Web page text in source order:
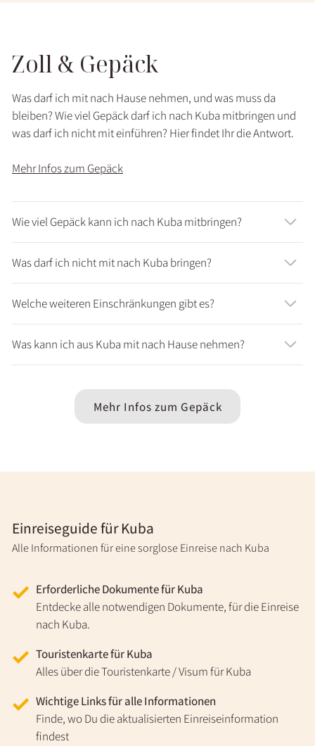
Zoll & Gepäck
Was darf ich mit nach Hause nehmen, und was muss da
bleiben? Wie viel Gepäck darf ich nach Kuba mitbringen und
was darf ich nicht mit einführen? Hier findet Ihr die Antwort.
Mehr Infos zum Gepäck
Wie viel Gepäck kann ich nach Kuba mitbringen?
Was darf ich nicht mit nach Kuba bringen?
Welche weiteren Einschränkungen gibt es?
Was kann ich aus Kuba mit nach Hause nehmen?
Mehr Infos zum Gepäck
Einreiseguide für Kuba
Alle Informationen für eine sorglose Einreise nach Kuba
Erforderliche Dokumente für Kuba
Entdecke alle notwendigen Dokumente, für die Einreise
nach Kuba.
Touristenkarte für Kuba
Alles über die Touristenkarte / Visum für Kuba
Wichtige Links für alle Informationen
Finde, wo Du die aktualisierten Einreiseinformation
findest